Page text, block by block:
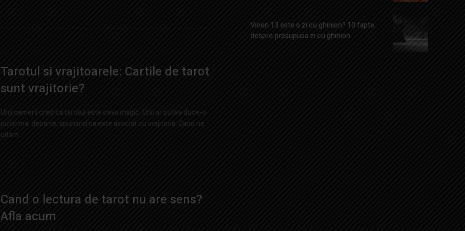
Tarotul si vrajitoarele: Cartile de tarot
sunt vrajitorie?
Unii oameni cred ca tarotul este ceva magic. Unii ar putea duce-o
putin mai departe, spunand ca este asociat cu vrajitoria. Cand ne
uitam...
Cand o lectura de tarot nu are sens?
Afla acum
Vineri 13 este o zi cu ghinion? 10 fapte
despre presupusa zi cu ghinion